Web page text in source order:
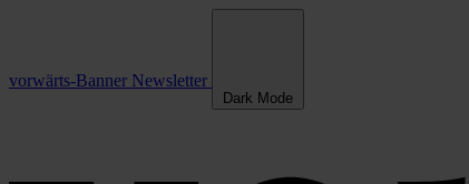
vorwärts-Banner Newsletter
Dark Mode